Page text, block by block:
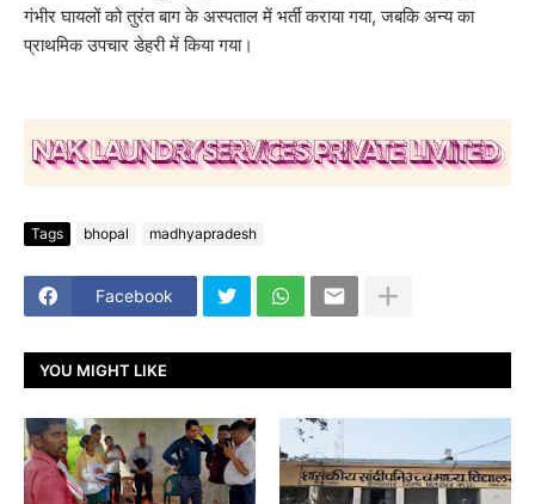
गंभीर घायलों को तुरंत बाग के अस्पताल में भर्ती कराया गया, जबकि अन्य का
प्राथमिक उपचार डेहरी में किया गया।
Tags bhopal madhyapradesh
Facebook
YOU MIGHT LIKE